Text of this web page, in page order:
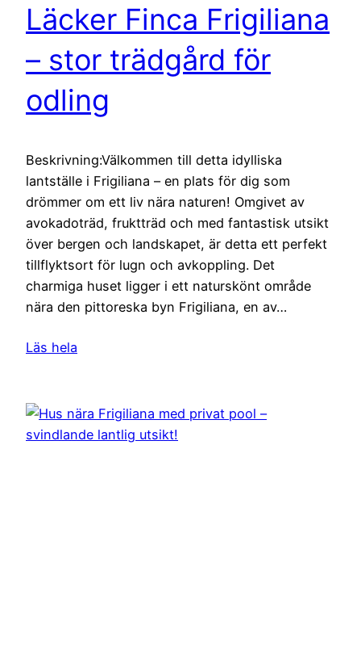
Läcker Finca Frigiliana
– stor trädgård för
odling
Beskrivning:Välkommen till detta idylliska
lantställe i Frigiliana – en plats för dig som
drömmer om ett liv nära naturen! Omgivet av
avokadoträd, fruktträd och med fantastisk utsikt
över bergen och landskapet, är detta ett perfekt
tillflyktsort för lugn och avkoppling. Det
charmiga huset ligger i ett naturskönt område
nära den pittoreska byn Frigiliana, en av…
Läs hela